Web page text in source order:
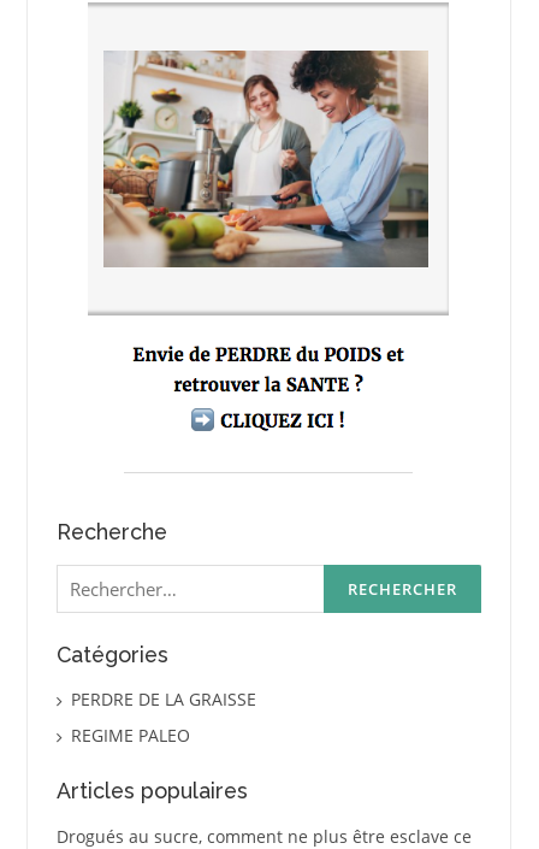
Recherche
Rechercher :
Catégories
PERDRE DE LA GRAISSE
REGIME PALEO
Articles populaires
Drogués au sucre, comment ne plus être esclave ce